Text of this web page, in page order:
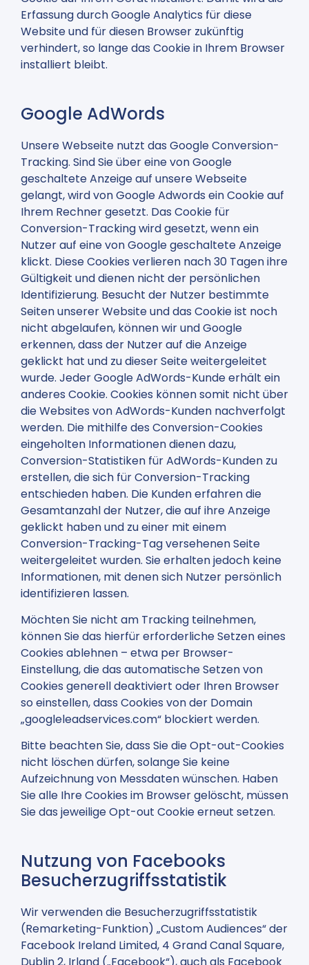
Erfassung durch Google Analytics für diese
Website und für diesen Browser zukünftig
verhindert, so lange das Cookie in Ihrem Browser
installiert bleibt.
Google AdWords
Unsere Webseite nutzt das Google Conversion-
Tracking. Sind Sie über eine von Google
geschaltete Anzeige auf unsere Webseite
gelangt, wird von Google Adwords ein Cookie auf
Ihrem Rechner gesetzt. Das Cookie für
Conversion-Tracking wird gesetzt, wenn ein
Nutzer auf eine von Google geschaltete Anzeige
klickt. Diese Cookies verlieren nach 30 Tagen ihre
Gültigkeit und dienen nicht der persönlichen
Identifizierung. Besucht der Nutzer bestimmte
Seiten unserer Website und das Cookie ist noch
nicht abgelaufen, können wir und Google
erkennen, dass der Nutzer auf die Anzeige
geklickt hat und zu dieser Seite weitergeleitet
wurde. Jeder Google AdWords-Kunde erhält ein
anderes Cookie. Cookies können somit nicht über
die Websites von AdWords-Kunden nachverfolgt
werden. Die mithilfe des Conversion-Cookies
eingeholten Informationen dienen dazu,
Conversion-Statistiken für AdWords-Kunden zu
erstellen, die sich für Conversion-Tracking
entschieden haben. Die Kunden erfahren die
Gesamtanzahl der Nutzer, die auf ihre Anzeige
geklickt haben und zu einer mit einem
Conversion-Tracking-Tag versehenen Seite
weitergeleitet wurden. Sie erhalten jedoch keine
Informationen, mit denen sich Nutzer persönlich
identifizieren lassen.
Möchten Sie nicht am Tracking teilnehmen,
können Sie das hierfür erforderliche Setzen eines
Cookies ablehnen – etwa per Browser-
Einstellung, die das automatische Setzen von
Cookies generell deaktiviert oder Ihren Browser
so einstellen, dass Cookies von der Domain
„googleleadservices.com“ blockiert werden.
Bitte beachten Sie, dass Sie die Opt-out-Cookies
nicht löschen dürfen, solange Sie keine
Aufzeichnung von Messdaten wünschen. Haben
Sie alle Ihre Cookies im Browser gelöscht, müssen
Sie das jeweilige Opt-out Cookie erneut setzen.
Nutzung von Facebooks
Besucherzugriffsstatistik
Wir verwenden die Besucherzugriffsstatistik
(Remarketing-Funktion) „Custom Audiences“ der
Facebook Ireland Limited, 4 Grand Canal Square,
Dublin 2, Irland („Facebook“), auch als Facebook